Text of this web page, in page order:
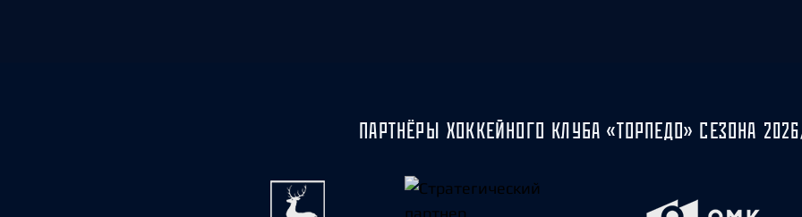
ПАРТНЁРЫ ХОККЕЙНОГО КЛУБА «ТОРПЕДО» СЕЗОНА